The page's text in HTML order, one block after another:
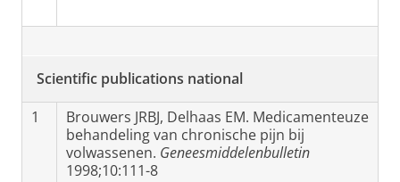
Scientific publications national
1
Brouwers JRBJ, Delhaas EM. Medicamenteuze
behandeling van chronische pijn bij
volwassenen. Geneesmiddelenbulletin
1998;10:111-8